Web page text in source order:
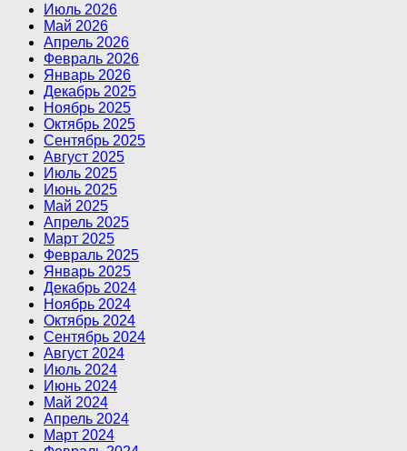
Июль 2026
Май 2026
Апрель 2026
Февраль 2026
Январь 2026
Декабрь 2025
Ноябрь 2025
Октябрь 2025
Сентябрь 2025
Август 2025
Июль 2025
Июнь 2025
Май 2025
Апрель 2025
Март 2025
Февраль 2025
Январь 2025
Декабрь 2024
Ноябрь 2024
Октябрь 2024
Сентябрь 2024
Август 2024
Июль 2024
Июнь 2024
Май 2024
Апрель 2024
Март 2024